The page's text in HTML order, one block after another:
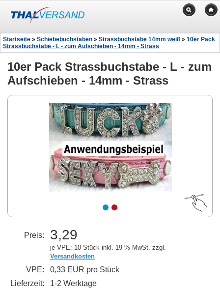
Startseite » Schiebebuchstaben » Strassbuchstabe 14mm weiß » 10er Pack
Strassbuchstabe - L - zum Aufschieben - 14mm - Strass
10er Pack Strassbuchstabe - L - zum
Aufschieben - 14mm - Strass
Preis: 3,29
je VPE: 10 Stück inkl. 19 % MwSt. zzgl.
Versandkosten
VPE:
0,33 EUR pro Stück
Lieferzeit:
1-2 Werktage